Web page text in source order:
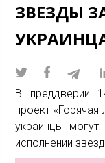
ЗВЕЗДЫ
В преддверии
проект
украинцы могут
исполнении